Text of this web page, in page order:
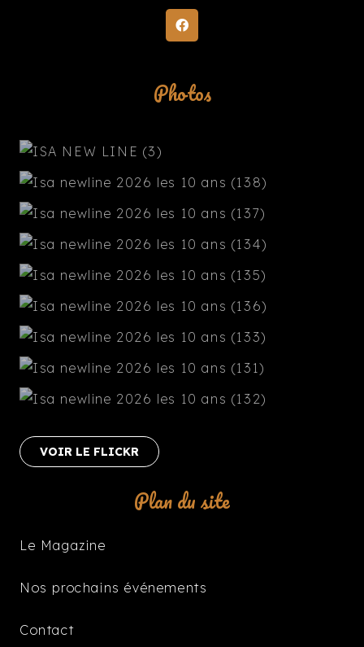
Photos
VOIR LE FLICKR
Plan du site
Le Magazine
Nos prochains événements
Contact